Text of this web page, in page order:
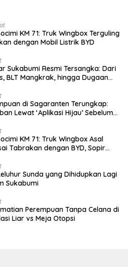
KM 71: Truk Wingbox Terguling
dengan Mobil Listrik BYD
Sukabumi Resmi Tersangka: Dari
BLT Mangkrak, hingga Dugaan
di Sagaranten Terungkap:
Lewat ‘Aplikasi Hijau’ Sebelum
KM 71: Truk Wingbox Asal
Tabrakan dengan BYD, Sopir
Sunda yang Dihidupkan Lagi
Sukabumi
Perempuan Tanpa Celana di
Liar vs Meja Otopsi